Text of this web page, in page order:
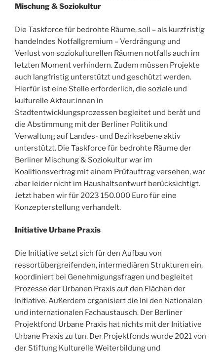
Mischung & Soziokultur
Die Taskforce für bedrohte Räume, soll – als kurzfristig
handelndes Notfallgremium – Verdrängung und
Verlust von soziokulturellen Räumen notfalls auch im
letzten Moment verhindern. Zudem müssen Projekte
auch langfristig unterstützt und geschützt werden.
Hierfür ist eine Stelle erforderlich, die soziale und
kulturelle Akteur:innen in
Stadtentwicklungsprozessen begleitet und berät und
die Abstimmung mit der Berliner Politik und
Verwaltung auf Landes- und Bezirksebene aktiv
unterstützt. Die Taskforce für bedrohte Räume der
Berliner Mischung & Soziokultur war im
Koalitionsvertrag mit einem Prüfauftrag versehen, war
aber leider nicht im Haushaltsentwurf berücksichtigt.
Jetzt haben wir für 2023 150.000 Euro für eine
Konzepterstellung verhandelt.
Initiative Urbane Praxis
Die Initiative setzt sich für den Aufbau von
ressortübergreifenden, intermediären Strukturen ein,
koordiniert bei Genehmigungsfragen und begleitet
Prozesse der Urbanen Praxis auf den Flächen der
Initiative. Außerdem organisiert die Ini den Nationalen
und internationalen Fachaustausch. Der Berliner
Projektfond Urbane Praxis hat nichts mit der Initiative
Urbane Praxis zu tun. Der Projektfonds wurde 2021 von
der Stiftung Kulturelle Weiterbildung und